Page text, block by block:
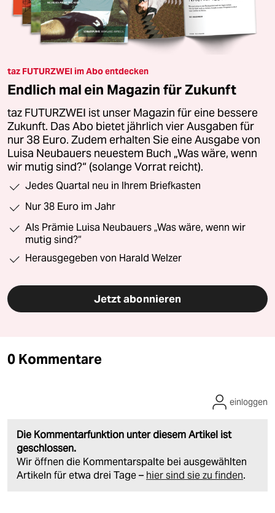
taz FUTURZWEI im Abo entdecken
Endlich mal ein Magazin für Zukunft
taz FUTURZWEI ist unser Magazin für eine bessere
Zukunft. Das Abo bietet jährlich vier Ausgaben für
nur 38 Euro. Zudem erhalten Sie eine Ausgabe von
Luisa Neubauers neuestem Buch „Was wäre, wenn
wir mutig sind?“ (solange Vorrat reicht).
Jedes Quartal neu in Ihrem Briefkasten
Nur 38 Euro im Jahr
Als Prämie Luisa Neubauers „Was wäre, wenn wir
mutig sind?“
Herausgegeben von Harald Welzer
Jetzt abonnieren
0 Kommentare
Die Kommentarfunktion unter diesem Artikel ist
geschlossen.
Wir öffnen die Kommentarspalte bei ausgewählten
Artikeln für etwa drei Tage – hier sind sie zu finden.
einloggen